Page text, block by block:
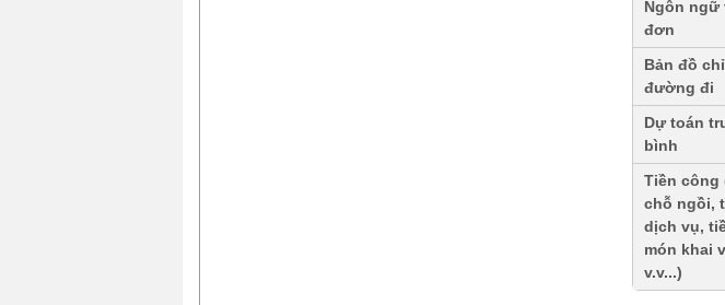
Ngôn ngữ
đơn
Bản đồ
đường đi
Dự toán
bình
Tiền công
chỗ ngồi,
dịch vụ,
món khai
v.v...)